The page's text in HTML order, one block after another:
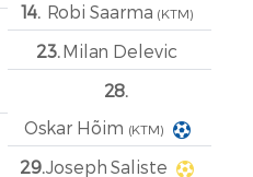
14. Robi Saarma (KTM)
23.Milan Delevic
28.
Oskar Hõim (KTM)
29. Joseph Saliste